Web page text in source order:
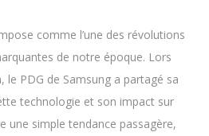
comme l’une des révolutions
de notre époque. Lors
le PDG de Samsung a partagé sa
technologie et son impact sur
une simple tendance passagère,